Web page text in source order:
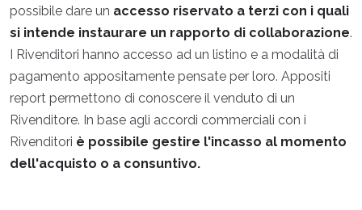
possibile dare un accesso riservato a terzi con i quali
si intende instaurare un rapporto di collaborazione.
I Rivenditori hanno accesso ad un listino e a modalità di
pagamento appositamente pensate per loro. Appositi
report permettono di conoscere il venduto di un
Rivenditore. In base agli accordi commerciali con i
Rivenditori è possibile gestire l'incasso al momento
dell'acquisto o a consuntivo.